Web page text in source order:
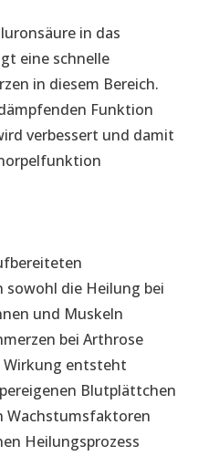
in das
eine schnelle
in diesem Bereich.
Funktion
verbessert und damit
die Heilung bei
und Muskeln
bei Arthrose
Wirkung entsteht
Blutplättchen
Wachstumsfaktoren
Heilungsprozess